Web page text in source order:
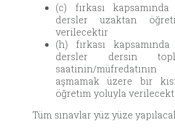
(c) fırkası
dersler uzaktan
verilecektir
(h) fırkası
dersler dersin
saatinin/
aşmamak üzere bir
öğretim yoluyla
Tüm sınavlar yüz yüze